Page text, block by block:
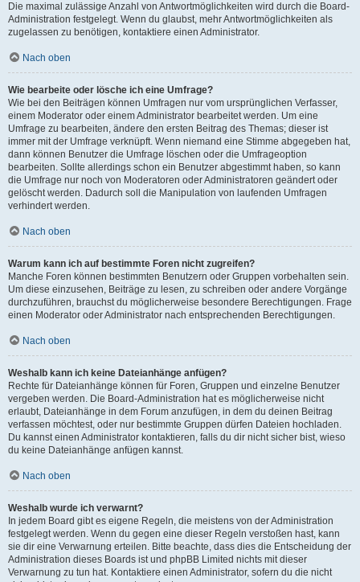
Die maximal zulässige Anzahl von Antwortmöglichkeiten wird durch die Board-
Administration festgelegt. Wenn du glaubst, mehr Antwortmöglichkeiten als
zugelassen zu benötigen, kontaktiere einen Administrator.
Nach oben
Wie bearbeite oder lösche ich eine Umfrage?
Wie bei den Beiträgen können Umfragen nur vom ursprünglichen Verfasser,
einem Moderator oder einem Administrator bearbeitet werden. Um eine
Umfrage zu bearbeiten, ändere den ersten Beitrag des Themas; dieser ist
immer mit der Umfrage verknüpft. Wenn niemand eine Stimme abgegeben hat,
dann können Benutzer die Umfrage löschen oder die Umfrageoption
bearbeiten. Sollte allerdings schon ein Benutzer abgestimmt haben, so kann
die Umfrage nur noch von Moderatoren oder Administratoren geändert oder
gelöscht werden. Dadurch soll die Manipulation von laufenden Umfragen
verhindert werden.
Nach oben
Warum kann ich auf bestimmte Foren nicht zugreifen?
Manche Foren können bestimmten Benutzern oder Gruppen vorbehalten sein.
Um diese einzusehen, Beiträge zu lesen, zu schreiben oder andere Vorgänge
durchzuführen, brauchst du möglicherweise besondere Berechtigungen. Frage
einen Moderator oder Administrator nach entsprechenden Berechtigungen.
Nach oben
Weshalb kann ich keine Dateianhänge anfügen?
Rechte für Dateianhänge können für Foren, Gruppen und einzelne Benutzer
vergeben werden. Die Board-Administration hat es möglicherweise nicht
erlaubt, Dateianhänge in dem Forum anzufügen, in dem du deinen Beitrag
verfassen möchtest, oder nur bestimmte Gruppen dürfen Dateien hochladen.
Du kannst einen Administrator kontaktieren, falls du dir nicht sicher bist, wieso
du keine Dateianhänge anfügen kannst.
Nach oben
Weshalb wurde ich verwarnt?
In jedem Board gibt es eigene Regeln, die meistens von der Administration
festgelegt werden. Wenn du gegen eine dieser Regeln verstoßen hast, kann
sie dir eine Verwarnung erteilen. Bitte beachte, dass dies die Entscheidung der
Administration dieses Boards ist und phpBB Limited nichts mit dieser
Verwarnung zu tun hat. Kontaktiere einen Administrator, sofern du die nicht